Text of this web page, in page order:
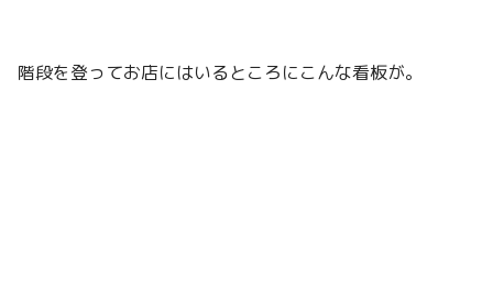
階段を登ってお店にはいるところにこんな看板が。